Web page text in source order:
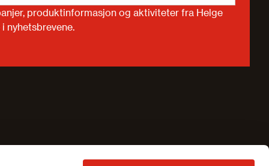
produktinformasjon og aktiviteter fra Helge
nyhetsbrevene.